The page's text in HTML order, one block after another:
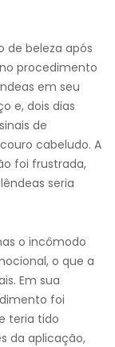
de beleza após
procedimento
em seu
e, dois dias
de
cabeludo. A
foi frustrada,
seria
o incômodo
o que a
Em sua
foi
teria tido
da aplicação,